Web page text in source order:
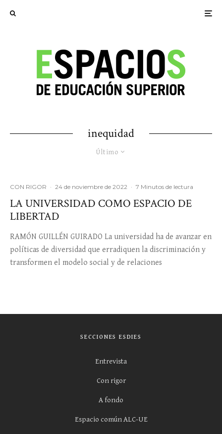
inequidad
Último
CON RIGOR · 24 de noviembre de 2022 · 7 Minutos de lectura
LA UNIVERSIDAD COMO ESPACIO DE
LIBERTAD
RAMÓN GUILLÉN GUIRADO La universidad ha de avanzar en
políticas de diversidad que erradiquen la discriminación y
transformen el modelo social y de relaciones
SECCIONES ESDIES
Entrevista
Con rigor
A fondo
Espacio común ALC-UE